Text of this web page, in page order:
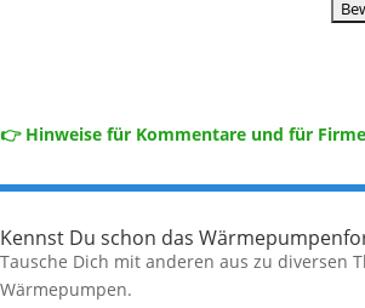
👉 Hinweise für Kommentare und für
Kennst Du schon das
Tausche Dich mit anderen aus zu diversen
Wärmepumpen.